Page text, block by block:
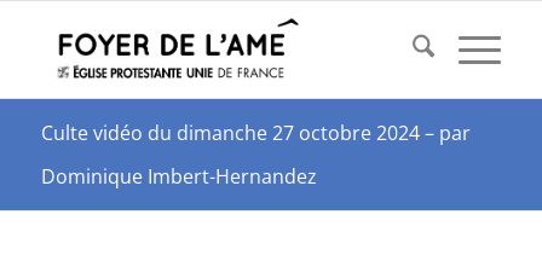
Culte vidéo du dimanche 27 octobre 2024 – par
Dominique Imbert-Hernandez